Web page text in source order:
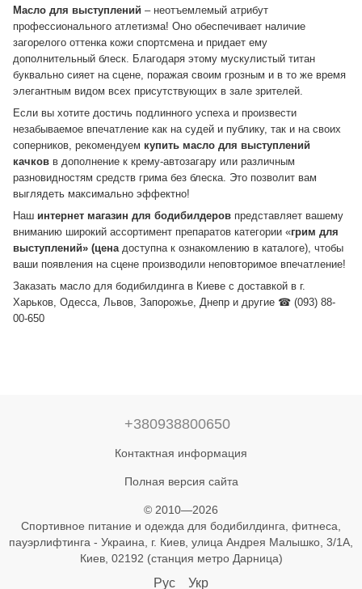
Масло для выступлений – неотъемлемый атрибут
профессионального атлетизма! Оно обеспечивает наличие
загорелого оттенка кожи спортсмена и придает ему
дополнительный блеск. Благодаря этому мускулистый титан
буквально сияет на сцене, поражая своим грозным и в то же время
элегантным видом всех присутствующих в зале зрителей.
Если вы хотите достичь подлинного успеха и произвести
незабываемое впечатление как на судей и публику, так и на своих
соперников, рекомендуем купить масло для выступлений
качков в дополнение к крему-автозагару или различным
разновидностям средств грима без блеска. Это позволит вам
выглядеть максимально эффектно!
Наш интернет магазин для бодибилдеров представляет вашему
вниманию широкий ассортимент препаратов категории «грим для
выступлений» (ценадоступна к ознакомлению в каталоге), чтобы
ваши появления на сцене производили неповторимое впечатление!
Заказать масло для бодибилдинга в Киеве с доставкой в г.
Харьков, Одесса, Львов, Запорожье, Днепр и другие ☎ (093) 88-
00-650
+380938800650
Контактная информация
Полная версия сайта
© 2010—2026
Спортивное питание и одежда для бодибилдинга, фитнеса,
пауэрлифтинга - Украина, г. Киев, улица Андрея Малышко, 3/1А,
Киев, 02192 (станция метро Дарница)
Рус Укр